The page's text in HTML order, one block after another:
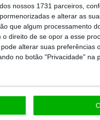
nossos 1731 parceiros,
e alterar as
que algum processamento
direito de se opor a esse
alterar suas preferências
no botão "Privacidade" na
parteConselho de
do canal a reagir à
Martins, Graça
são outros dos